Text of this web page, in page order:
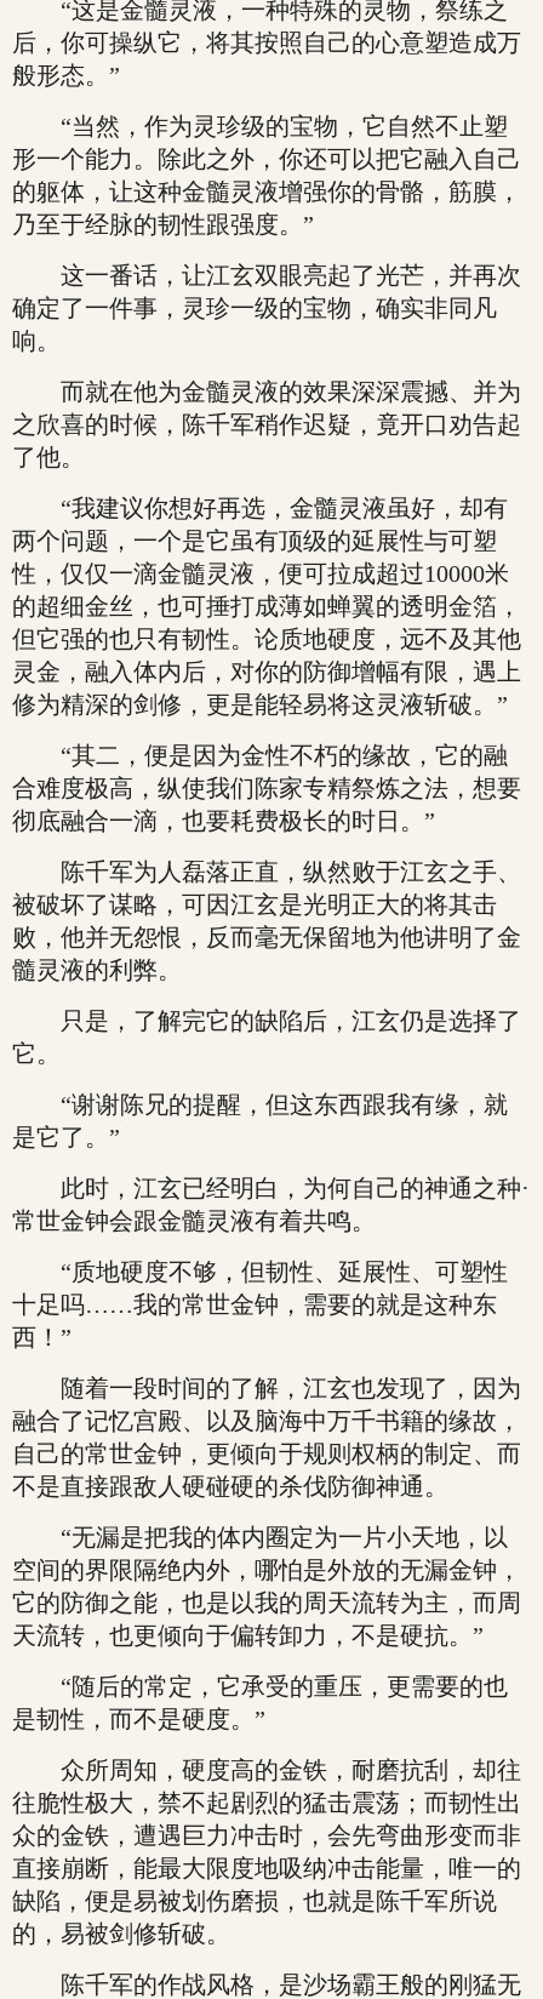
“这是金髓灵液，一种特殊的灵物，祭练之
后，你可操纵它，将其按照自己的心意塑造成万
般形态。”
“当然，作为灵珍级的宝物，它自然不止塑
形一个能力。除此之外，你还可以把它融入自己
的躯体，让这种金髓灵液增强你的骨骼，筋膜，
乃至于经脉的韧性跟强度。”
这一番话，让江玄双眼亮起了光芒，并再次
确定了一件事，灵珍一级的宝物，确实非同凡
响。
而就在他为金髓灵液的效果深深震撼、并为
之欣喜的时候，陈千军稍作迟疑，竟开口劝告起
了他。
“我建议你想好再选，金髓灵液虽好，却有
两个问题，一个是它虽有顶级的延展性与可塑
性，仅仅一滴金髓灵液，便可拉成超过10000米
的超细金丝，也可捶打成薄如蝉翼的透明金箔，
但它强的也只有韧性。论质地硬度，远不及其他
灵金，融入体内后，对你的防御增幅有限，遇上
修为精深的剑修，更是能轻易将这灵液斩破。”
“其二，便是因为金性不朽的缘故，它的融
合难度极高，纵使我们陈家专精祭炼之法，想要
彻底融合一滴，也要耗费极长的时日。”
陈千军为人磊落正直，纵然败于江玄之手、
被破坏了谋略，可因江玄是光明正大的将其击
败，他并无怨恨，反而毫无保留地为他讲明了金
髓灵液的利弊。
只是，了解完它的缺陷后，江玄仍是选择了
它。
“谢谢陈兄的提醒，但这东西跟我有缘，就
是它了。”
此时，江玄已经明白，为何自己的神通之种·
常世金钟会跟金髓灵液有着共鸣。
“质地硬度不够，但韧性、延展性、可塑性
十足吗……我的常世金钟，需要的就是这种东
西！”
随着一段时间的了解，江玄也发现了，因为
融合了记忆宫殿、以及脑海中万千书籍的缘故，
自己的常世金钟，更倾向于规则权柄的制定、而
不是直接跟敌人硬碰硬的杀伐防御神通。
“无漏是把我的体内圈定为一片小天地，以
空间的界限隔绝内外，哪怕是外放的无漏金钟，
它的防御之能，也是以我的周天流转为主，而周
天流转，也更倾向于偏转卸力，不是硬抗。”
“随后的常定，它承受的重压，更需要的也
是韧性，而不是硬度。”
众所周知，硬度高的金铁，耐磨抗刮，却往
往脆性极大，禁不起剧烈的猛击震荡；而韧性出
众的金铁，遭遇巨力冲击时，会先弯曲形变而非
直接崩断，能最大限度地吸纳冲击能量，唯一的
缺陷，便是易被划伤磨损，也就是陈千军所说
的，易被剑修斩破。
陈千军的作战风格，是沙场霸王般的刚猛无